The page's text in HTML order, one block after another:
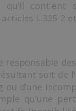
qu’il
L.335-2
responsable
soit de
d’une
qu’une